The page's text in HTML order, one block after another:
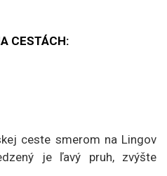
CESTÁCH:
ceste smerom na Lingov
je ľavý pruh, zvýšte